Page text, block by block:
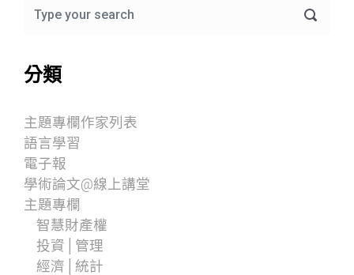
分類
主題專欄作家列表
語言學習
電子報
學術論文@線上講堂
主題專欄
智慧財產權
投資│管理
經濟│統計